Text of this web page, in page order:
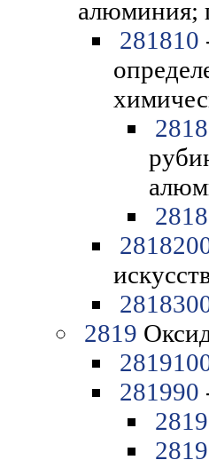
алюминия;
281810
2819
281990